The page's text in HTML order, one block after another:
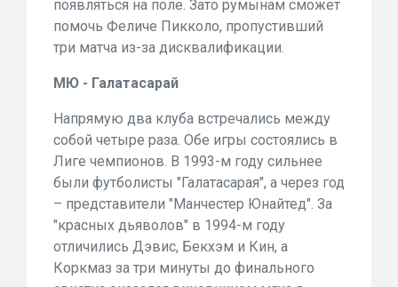
появляться на поле. Зато румынам сможет
помочь Феличе Пикколо, пропустивший
три матча из-за дисквалификации.
МЮ - Галатасарай
Напрямую два клуба встречались между
собой четыре раза. Обе игры состоялись в
Лиге чемпионов. В 1993-м году сильнее
были футболисты "Галатасарая", а через год
– представители "Манчестер Юнайтед". За
"красных дьяволов" в 1994-м году
отличились Дэвис, Бекхэм и Кин, а
Коркмаз за три минуты до финального